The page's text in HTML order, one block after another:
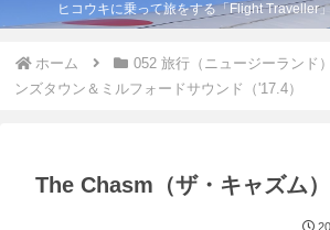
ヒコウキに乗って旅をする「Flight Traveller
ホーム 052 旅行（ニュージーランド）
ンズタウン＆ミルフォードサウンド（'17.4）
The Chasm（ザ・キャズム）